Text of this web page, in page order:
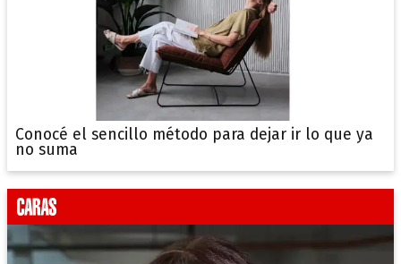
Conocé el sencillo método para dejar ir lo que ya
no suma